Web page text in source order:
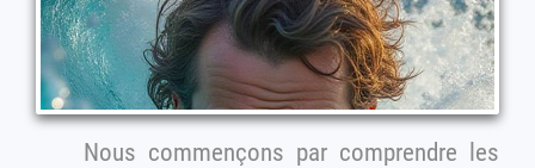
Nous commençons par comprendre les